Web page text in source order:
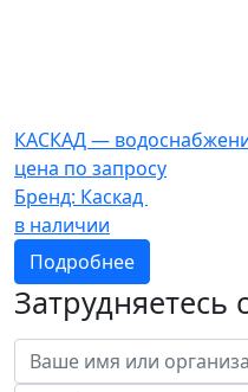
КАСКАД —
цена по запросу
Бренд: Каскад
в наличии
Подробнее